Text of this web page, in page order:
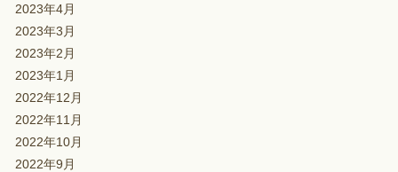
2023年4月
2023年3月
2023年2月
2023年1月
2022年12月
2022年11月
2022年10月
2022年9月